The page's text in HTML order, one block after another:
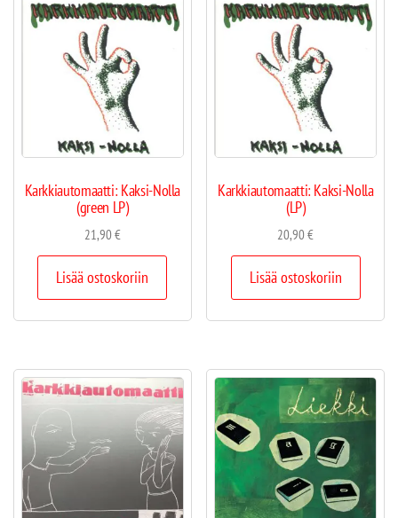
Karkkiautomaatti: Kaksi-Nolla
(green LP)
21,90€
Lisää ostoskoriin
Karkkiautomaatti: Kaksi-Nolla
(LP)
20,90€
Lisää ostoskoriin